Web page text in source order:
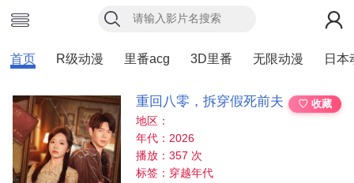
首页 R级动漫 里番acg 3D里番 无限动漫 日本
重回八零，拆穿假死前夫
♡ 收藏
地区：
年代：2026
播放：357 次
标签：穿越年代